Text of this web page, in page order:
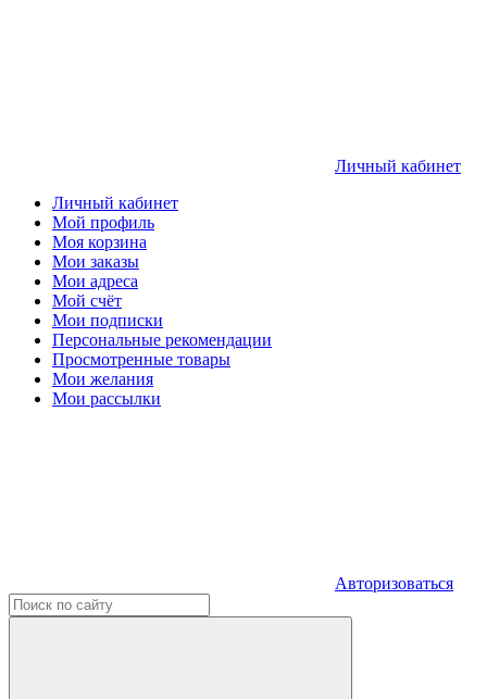
Личный кабинет
Личный кабинет
Мой профиль
Моя корзина
Мои заказы
Мои адреса
Мой счёт
Мои подписки
Персональные рекомендации
Просмотренные товары
Мои желания
Мои рассылки
Авторизоваться